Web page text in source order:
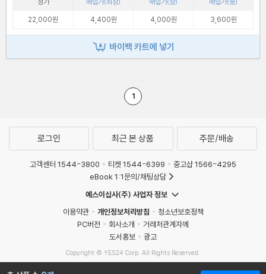
22,000원
4,400원 4,000원 3,600원
바이백 카트에 넣기
1
로그인 최근 본 상품 주문/배송
고객센터 1544-3800 티켓 1544-6399
중고샵 1566-4295
eBook 1:1문의/채팅상담
예스이십사(주) 사업자 정보
이용약관
개인정보처리방침
청소년보호정책
PC버전
회사소개
거래처관계자께
도서홍보
광고
Copyright © YES24 Corp. All Rights Reserved.
MATOM15